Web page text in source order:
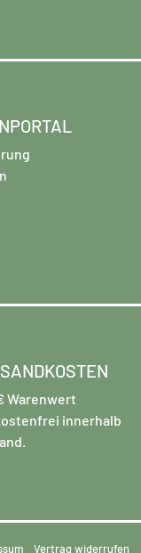
Warenwert
innerhalb
Vertrag widerrufen